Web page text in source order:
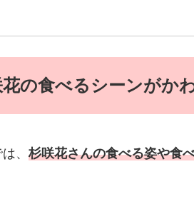
の食べるシーンがか
は、杉咲花さんの食べる姿や食